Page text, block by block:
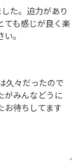
た。迫力があり
ても感じが良く楽
。
久々だったので
がみんなどうに
お待ちしてます